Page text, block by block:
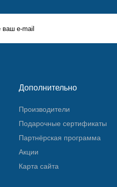
Дополнительно
Производители
Подарочные сертификаты
Партнёрская программа
Акции
Карта сайта